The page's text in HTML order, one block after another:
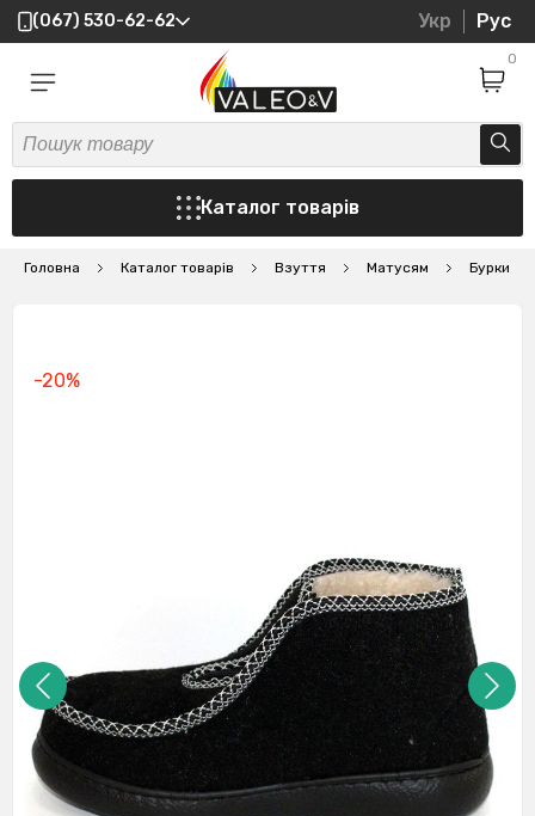
(067) 530-62-62 Укр Рус
0
Каталог товарів
Головна Каталог товарів Взуття Матусям Бурки
-20%